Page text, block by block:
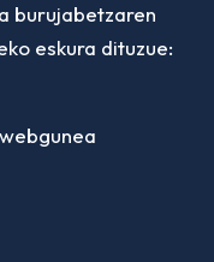
burujabetzaren
eskura dituzue:
webgunea